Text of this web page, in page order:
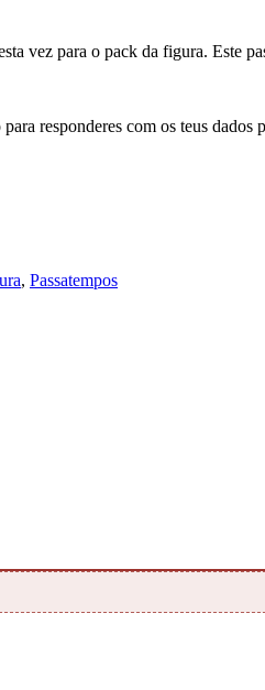
vez para o pack da figura. Este
responderes com os teus
, Passatempos